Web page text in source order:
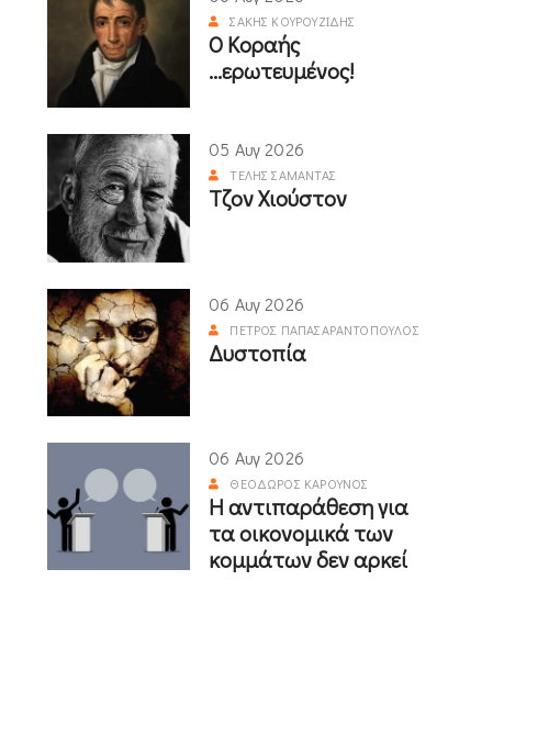
ΣΆΚΗΣ ΚΟΥΡΟΥΖΊΔΗΣ
Ο Κοραής
...ερωτευμένος!
05 Αυγ 2026
ΤΈΛΗΣ ΣΑΜΑΝΤΆΣ
Τζον Χιούστον
06 Αυγ 2026
ΠΈΤΡΟΣ ΠΑΠΑΣΑΡΑΝΤΌΠΟΥΛΟΣ
Δυστοπία
06 Αυγ 2026
ΘΕΌΔΩΡΟΣ ΚΑΡΟΎΝΟΣ
Η αντιπαράθεση για
τα οικονομικά των
κομμάτων δεν αρκεί